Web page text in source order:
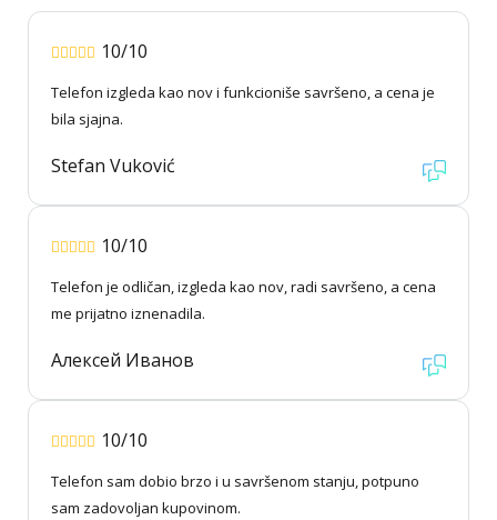
10/10
Telefon izgleda kao nov i funkcioniše savršeno, a cena je
bila sjajna.
Stefan Vuković
10/10
Telefon je odličan, izgleda kao nov, radi savršeno, a cena
me prijatno iznenadila.
Алексей Иванов
10/10
Telefon sam dobio brzo i u savršenom stanju, potpuno
sam zadovoljan kupovinom.